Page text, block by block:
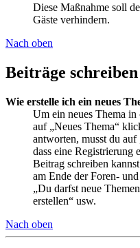
Diese Maßnahme soll
Gäste verhindern.
Nach oben
Beiträge schreiben
Wie erstelle ich ein neues
Um ein neues Thema
auf „Neues Thema“
antworten, musst du
dass eine Registrierung
Beitrag schreiben
am Ende der Foren-
„Du darfst neue
erstellen“ usw.
Nach oben